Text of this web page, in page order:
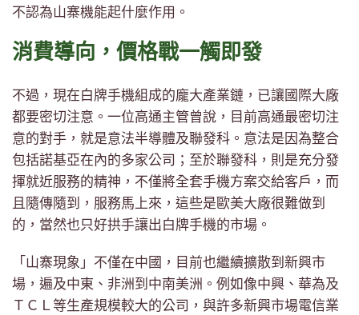
不認為山寨機能起什麼作用。
消費導向，價格戰一觸即發
不過，現在白牌手機組成的龐大產業鏈，已讓國際大廠
都要密切注意。一位高通主管曾說，目前高通最密切注
意的對手，就是意法半導體及聯發科。意法是因為整合
包括諾基亞在內的多家公司；至於聯發科，則是充分發
揮就近服務的精神，不僅將全套手機方案交給客戶，而
且隨傳隨到，服務馬上來，這些是歐美大廠很難做到
的，當然也只好拱手讓出白牌手機的市場。
「山寨現象」不僅在中國，目前也繼續擴散到新興市
場，遍及中東、非洲到中南美洲。例如像中興、華為及
ＴＣＬ等生產規模較大的公司，與許多新興市場電信業